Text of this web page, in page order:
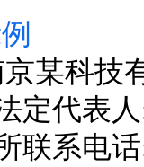
某科技
定代表
联系电